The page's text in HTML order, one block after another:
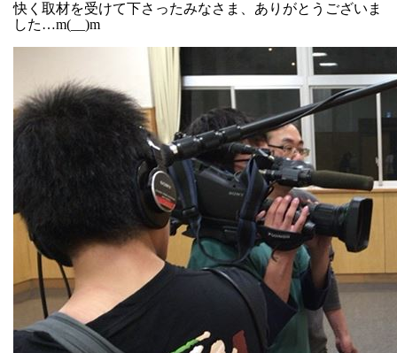
快く取材を受けて下さったみなさま、ありがとうございま
した…m(__)m